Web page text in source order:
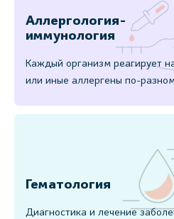
Аллергология-
иммунология
Каждый организм реагирует
или иные аллергены по-
Гематология
Диагностика и лечение